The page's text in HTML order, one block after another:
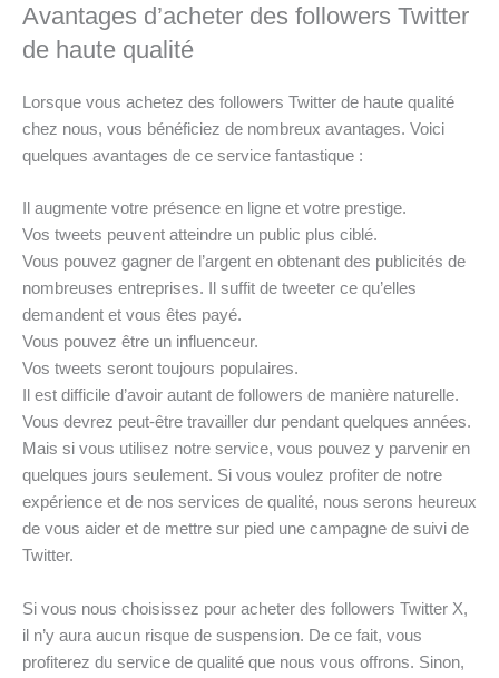
Avantages d’acheter des followers Twitter
de haute qualité
Lorsque vous achetez des followers Twitter de haute qualité
chez nous, vous bénéficiez de nombreux avantages. Voici
quelques avantages de ce service fantastique :
Il augmente votre présence en ligne et votre prestige.
Vos tweets peuvent atteindre un public plus ciblé.
Vous pouvez gagner de l’argent en obtenant des publicités de
nombreuses entreprises. Il suffit de tweeter ce qu’elles
demandent et vous êtes payé.
Vous pouvez être un influenceur.
Vos tweets seront toujours populaires.
Il est difficile d’avoir autant de followers de manière naturelle.
Vous devrez peut-être travailler dur pendant quelques années.
Mais si vous utilisez notre service, vous pouvez y parvenir en
quelques jours seulement. Si vous voulez profiter de notre
expérience et de nos services de qualité, nous serons heureux
de vous aider et de mettre sur pied une campagne de suivi de
Twitter.
Si vous nous choisissez pour acheter des followers Twitter X,
il n’y aura aucun risque de suspension. De ce fait, vous
profiterez du service de qualité que nous vous offrons. Sinon,